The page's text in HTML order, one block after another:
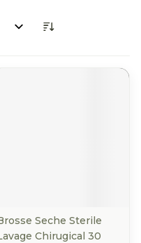
Seche Sterile
Chirugical 30